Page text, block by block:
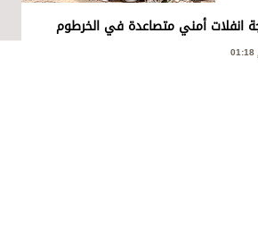
انفلات أمني متصاعدة في الخرطوم